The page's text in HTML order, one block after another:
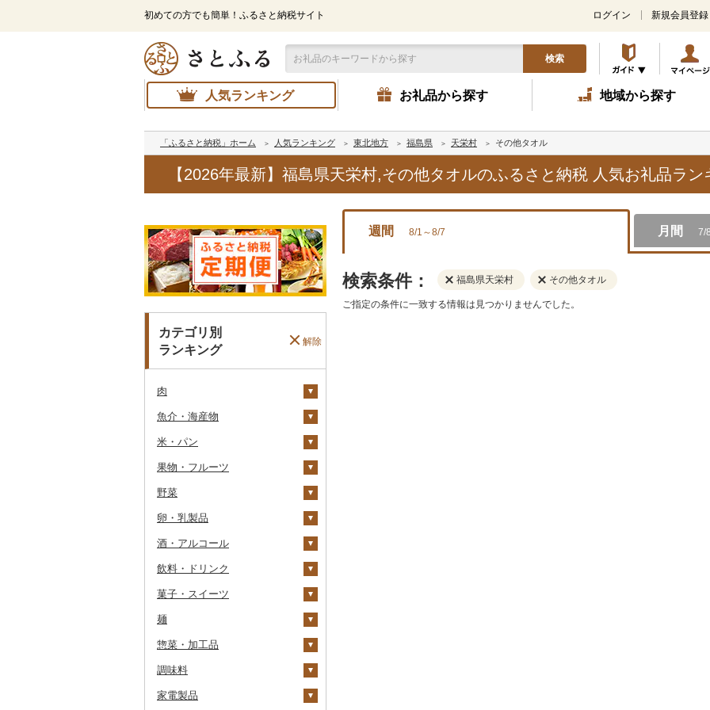
初めての方でも簡単！ふるさと納税サイト ログイン 新規会員登録
検索
人気ランキング お礼品から探す 地域から探す
「ふるさと納税」ホーム 人気ランキング 東北地方 福島県 天栄村 その他タオル
【2026年最新】福島県天栄村,その他タオルのふるさと納税 人気お礼品ラ
カテゴリ別
ランキング
解除
肉
牛肉（精肉）
ステーキ
すき焼き
焼肉
牛タン
和牛
黒毛和牛
仙台牛
米沢牛
山形牛
牛肉（加工品）
ハンバーグ
ローストビーフ
ビーフジャーキー
その他牛肉（加工品）
豚肉（精肉）
すき焼き
しゃぶしゃぶ
焼肉
アグー豚
豚肉（加工品）
ハンバーグ
もつ鍋
ハム
ソーセージ・ウインナ
鶏肉
鶏肉（精肉）
ハム・ソーセージ
唐揚げ
水炊き
地鶏
赤鶏さつま
鹿肉
馬肉
羊肉・ラム肉（ジンギス
魚介・海産物
カニ
ズワイガニ
毛ガニ
かにしゃぶ
その他カニ
エビ
ボタンエビ
伊勢海老
その他エビ
いくら
うに
明太子・たらこ
明太子
たらこ
その他魚卵
数の子
キャビア
その他魚卵
貝
鮑（アワビ）
牡蠣（カキ）
あさり
鮮魚
鮭・サーモン
マグロ
イカ・タコ
イカ
海苔・海藻
米・パン
米
無洗米
玄米
金芽米
ゆめぴりか
コシヒカリ
はえぬき
さがびより
雑穀
餅
その他穀物加工品
パン
果物・フルーツ
ぶどう・マスカット
巨峰
ナガノパープル
ピオーネ
デラウェア
その他ぶどう・マスカ
いちご
りんご
もも
メロン
梨
和梨
洋梨・ラフランス
マンゴー
みかん・柑橘
野菜
いも
じゃがいも
さつまいも
その他いも
トマト
フルーツトマト
ミニトマト
玉ねぎ
ねぎ
根菜
人参
大根
アスパラガス
豆
卵・乳製品
卵
チーズ
ヨーグルト
バター
その他乳製品
酒・アルコール
ビール・発泡酒
ビール
地ビール・クラフトビ
日本酒
純米吟醸
大吟醸
吟醸
芋焼酎
麦焼酎
米焼酎
梅酒
泡盛
ワイン
飲料・ドリンク
水・ミネラルウォーター
飲料
コーヒー豆
粉
茶
飲料
茶葉・ティーバッグ
果汁飲料
りんごジュース
紅茶
菓子・スイーツ
クッキー
焼き菓子
プリン
麺
ラーメン
うどん
そば
惣菜・加工品
惣菜
餃子
カレー・シチュー
調味料
砂糖
家電製品
週間 8/1～8/7 月間 7/
検索条件： 福島県天栄村 その他タオル
ご指定の条件に一致する情報は見つかりませんでした。